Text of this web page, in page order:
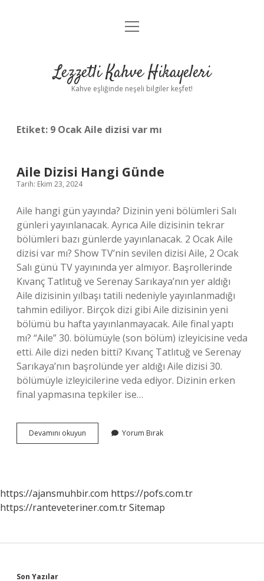
Anasayfa
Yasal Uyarı
menüyü
Lezzetli Kahve Hikayeleri
Kahve eşliğinde neşeli bilgiler keşfet!
Etiket: 9 Ocak Aile dizisi var mı
Aile Dizisi Hangi Günde
Tarih: Ekim 23, 2024
Aile hangi gün yayında? Dizinin yeni bölümleri Salı
günleri yayınlanacak. Ayrıca Aile dizisinin tekrar
bölümleri bazı günlerde yayınlanacak. 2 Ocak Aile
dizisi var mı? Show TV’nin sevilen dizisi Aile, 2 Ocak
Salı günü TV yayınında yer almıyor. Başrollerinde
Kıvanç Tatlıtuğ ve Serenay Sarıkaya’nın yer aldığı
Aile dizisinin yılbaşı tatili nedeniyle yayınlanmadığı
tahmin ediliyor. Birçok dizi gibi Aile dizisinin yeni
bölümü bu hafta yayınlanmayacak. Aile final yaptı
mı? “Aile” 30. bölümüyle (son bölüm) izleyicisine veda
etti. Aile dizi neden bitti? Kıvanç Tatlıtuğ ve Serenay
Sarıkaya’nın başrolünde yer aldığı Aile dizisi 30.
bölümüyle izleyicilerine veda ediyor. Dizinin erken
final yapmasına tepkiler ise…
Devamını okuyun
Dizisi
Yorum Bırak
https://ajansmuhbir.com https://pofs.com.tr
https://ranteveteriner.com.trSitemap
Son Yazılar